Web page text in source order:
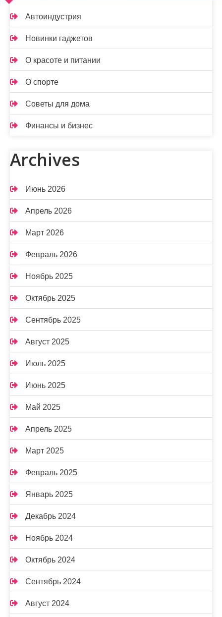
Автоиндустрия
Новинки гаджетов
О красоте и питании
О спорте
Советы для дома
Финансы и бизнес
Archives
Июнь 2026
Апрель 2026
Март 2026
Февраль 2026
Ноябрь 2025
Октябрь 2025
Сентябрь 2025
Август 2025
Июль 2025
Июнь 2025
Май 2025
Апрель 2025
Март 2025
Февраль 2025
Январь 2025
Декабрь 2024
Ноябрь 2024
Октябрь 2024
Сентябрь 2024
Август 2024